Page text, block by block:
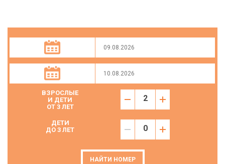
ВЗРОСЛЫЕ
И ДЕТИ
ОТ 3 ЛЕТ
ДЕТИ
ДО 3 ЛЕТ
НАЙТИ НОМЕР